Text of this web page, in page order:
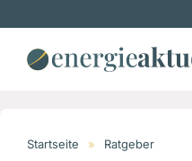
Inhalt
springen
Startseite » Ratgeber